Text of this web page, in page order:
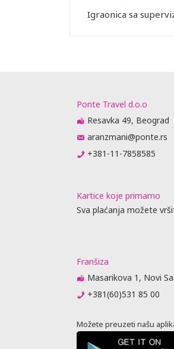
Igraonica sa
Ponte Travel d.o.o
Resavka 49, Beograd
aranzmani@ponte.rs
+381-11-7858585
Kartice koje primamo
Sva plaćanja možete
Franšiza
Masarikova 1, Novi
+381(60)531 85 00
Možete preuzeti našu